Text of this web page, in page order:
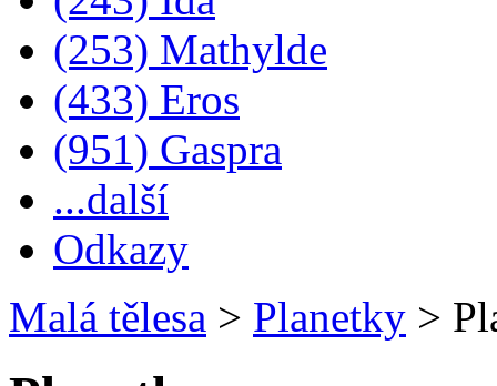
(253) Mathylde
(433) Eros
(951) Gaspra
...další
Odkazy
Malá tělesa > Planetky >